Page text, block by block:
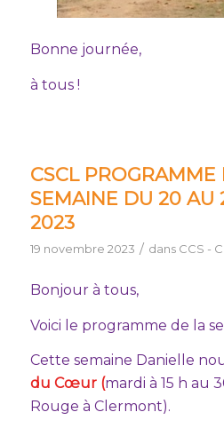
Bonne journée,
à tous !
CSCL PROGRAMME
SEMAINE DU 20 AU
2023
19 novembre 2023 / dans CCS -
Bonjour à tous,
Voici le programme de la
Cette semaine Danielle
du Cœur (mardi à 15 h au
Rouge à Clermont).